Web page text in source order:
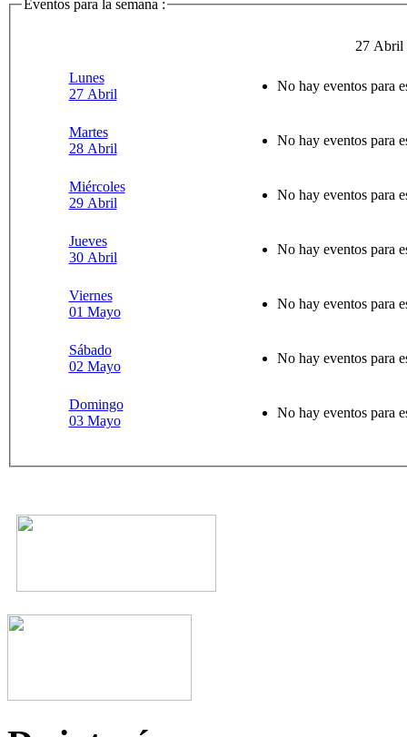
Eventos para la semana :
27 Abril
Lunes
27 Abril
No hay eventos para
Martes
28 Abril
No hay eventos para
Miércoles
29 Abril
No hay eventos para
Jueves
30 Abril
No hay eventos para
Viernes
01 Mayo
No hay eventos para
Sábado
02 Mayo
No hay eventos para
Domingo
03 Mayo
No hay eventos para